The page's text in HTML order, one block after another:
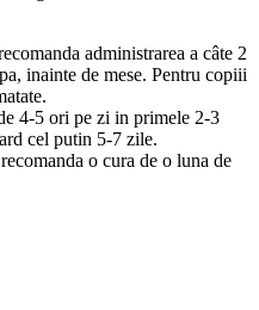
administrarea a câte 2
inainte de mese. Pentru copiii
4-5 ori pe zi in primele 2-3
cel putin 5-7 zile.
o cura de o luna de